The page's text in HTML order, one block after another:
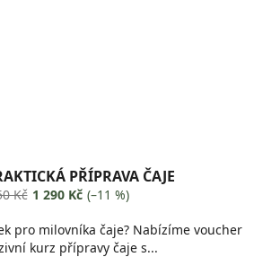
PŘÍPRAVA ČAJE
Kč 1 290 Kč (–11 %)
pro milovníka čaje? Nabízíme voucher
kurz přípravy čaje s...